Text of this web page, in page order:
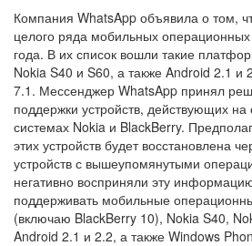
Компания WhatsApp объявила о том,
целого ряда мобильных операционных
года. В их список вошли такие
Nokia S40 и S60, а также Android 2.1 и
7.1. Мессенджер WhatsApp принял
поддержки устройств, действующих
системах Nokia и BlackBerry.
этих устройств будет восстановлена
устройств с вышеупомянутыми
негативно восприняли эту
поддерживать мобильные
(включаю BlackBerry 10), Nokia S40,
Android 2.1 и 2.2, а также Windows